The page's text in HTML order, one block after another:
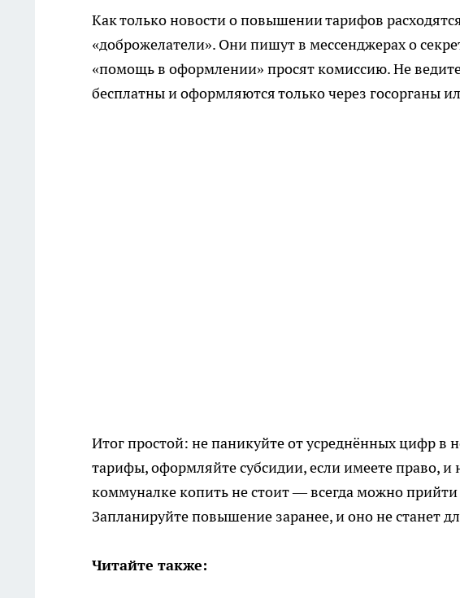
Как только новости о повышении тарифов
«доброжелатели». Они пишут в мессенджерах о
«помощь в оформлении» просят комиссию. Не
бесплатны и оформляются только через госорганы
Итог простой: не паникуйте от усреднённых цифр в
тарифы, оформляйте субсидии, если имеете право, и
коммуналке копить не стоит — всегда можно прийти
Запланируйте повышение заранее, и оно не станет
Читайте также: